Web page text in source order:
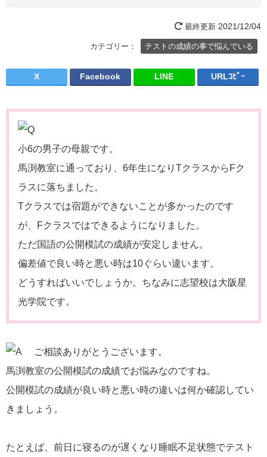
最終更新 2021/12/04
カテゴリー： テストの成績の事で悩んでいる
X Facebook LINE URLｺﾋﾟｰ
小6の男子の母親です。
馬渕教室に通っており、6年生になりTクラスからFク
ラスに落ちました。
Tクラスでは宿題ができないことが多かったのです
が、Fクラスではできるようになりました。
ただ国語の公開模試の成績が安定しません。
偏差値で良い時と悪い時は10ぐらい違います。
どうすればいいでしょうか。ちなみに志望校は大阪星
光学院です。
ご相談ありがとうございます。
馬渕教室の公開模試の成績でお悩みなのですね。
公開模試の成績が良い時と悪い時の違いは何か確認してい
きましょう。
たとえば、前日に寝るのが遅くなり睡眠不足状態でテスト